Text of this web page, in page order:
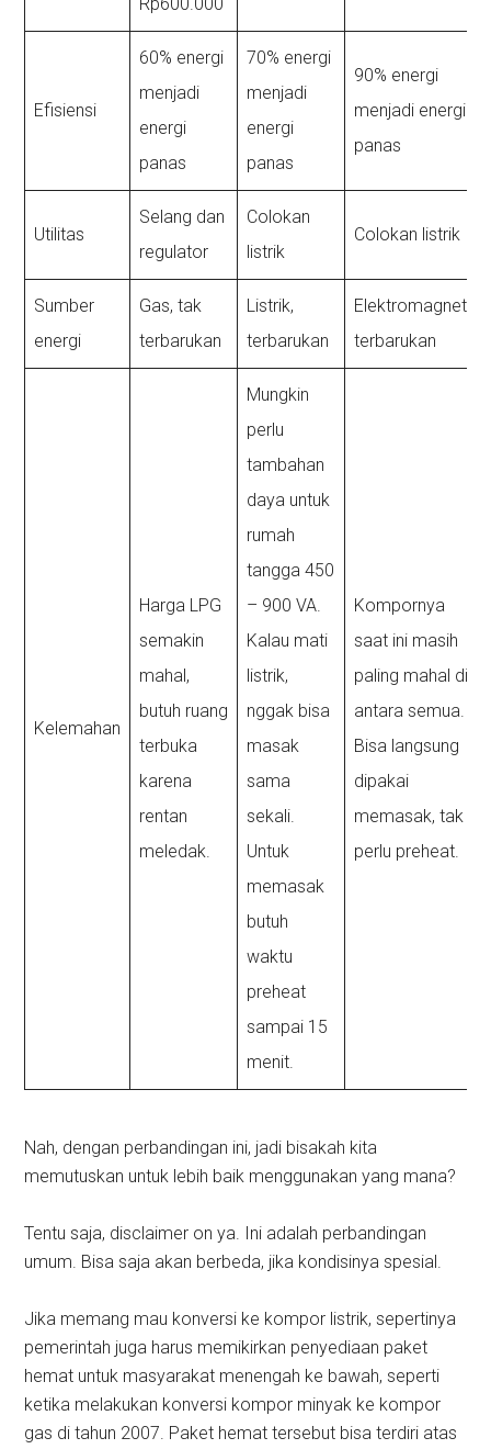
Efisiensi
60% energi
menjadi
energi
panas
70% energi
menjadi
energi
panas
90% energi
menjadi energi
panas
Utilitas
Selang dan
regulator
Colokan
listrik
Colokan listrik
Sumber
energi
Gas, tak
terbarukan
Listrik,
terbarukan
Elektromagnet,
terbarukan
Kelemahan
Harga LPG
semakin
mahal,
butuh ruang
terbuka
karena
rentan
meledak.
Mungkin
perlu
tambahan
daya untuk
rumah
tangga 450
– 900 VA.
Kalau mati
listrik,
nggak bisa
masak
sama
sekali.
Untuk
memasak
butuh
waktu
preheat
sampai 15
menit.
Kompornya
saat ini masih
paling mahal di
antara semua.
Bisa langsung
dipakai
memasak, tak
perlu preheat.
Nah, dengan perbandingan ini, jadi bisakah kita
memutuskan untuk lebih baik menggunakan yang mana?
Tentu saja, disclaimer on ya. Ini adalah perbandingan
umum. Bisa saja akan berbeda, jika kondisinya spesial.
Jika memang mau konversi ke kompor listrik, sepertinya
pemerintah juga harus memikirkan penyediaan paket
hemat untuk masyarakat menengah ke bawah, seperti
ketika melakukan konversi kompor minyak ke kompor
gas di tahun 2007. Paket hemat tersebut bisa terdiri atas